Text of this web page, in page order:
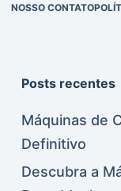
NOSSO CONTATO
Posts recentes
Máquinas de
Definitivo
Descubra a